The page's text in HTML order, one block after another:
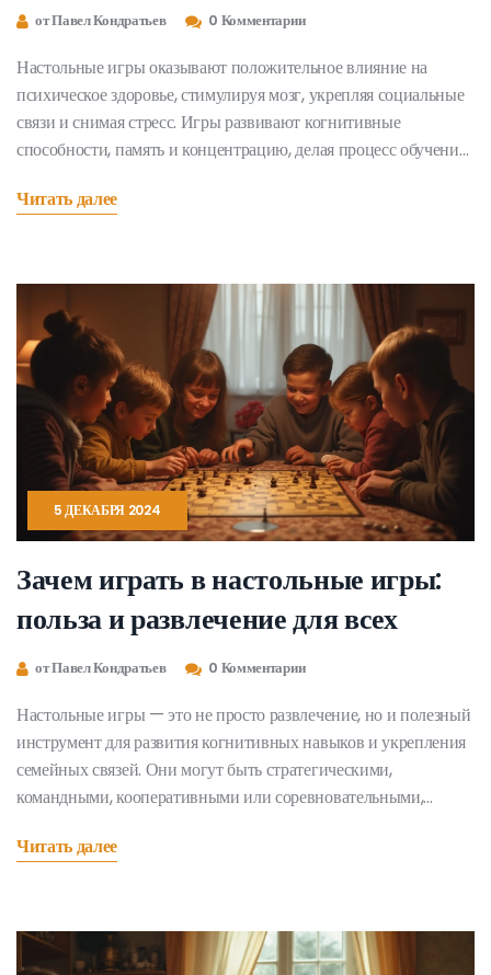
пользы
от Павел Кондратьев 0 Комментарии
Настольные игры оказывают положительное влияние на
психическое здоровье, стимулируя мозг, укрепляя социальные
связи и снимая стресс. Игры развивают когнитивные
способности, память и концентрацию, делая процесс обучения
помогает бороться с одиночеством и укреплять дружественные
повседневной жизни. Подобные занятия обеспечивают
необходимое отвлечение от повседневных проблем,
способствуя душевному равновесию.
Читать далее
5 ДЕКАБРЯ 2024
Зачем играть в настольные игры:
польза и развлечение для всех
от Павел Кондратьев 0 Комментарии
Настольные игры — это не просто развлечение, но и полезный
инструмент для развития когнитивных навыков и укрепления
семейных связей. Они могут быть стратегическими,
командными, кооперативными или соревновательными,
возрастов. Из статьи вы узнаете, какие игры стоит попробовать
обучая их и развлекая одновременно.
Читать далее